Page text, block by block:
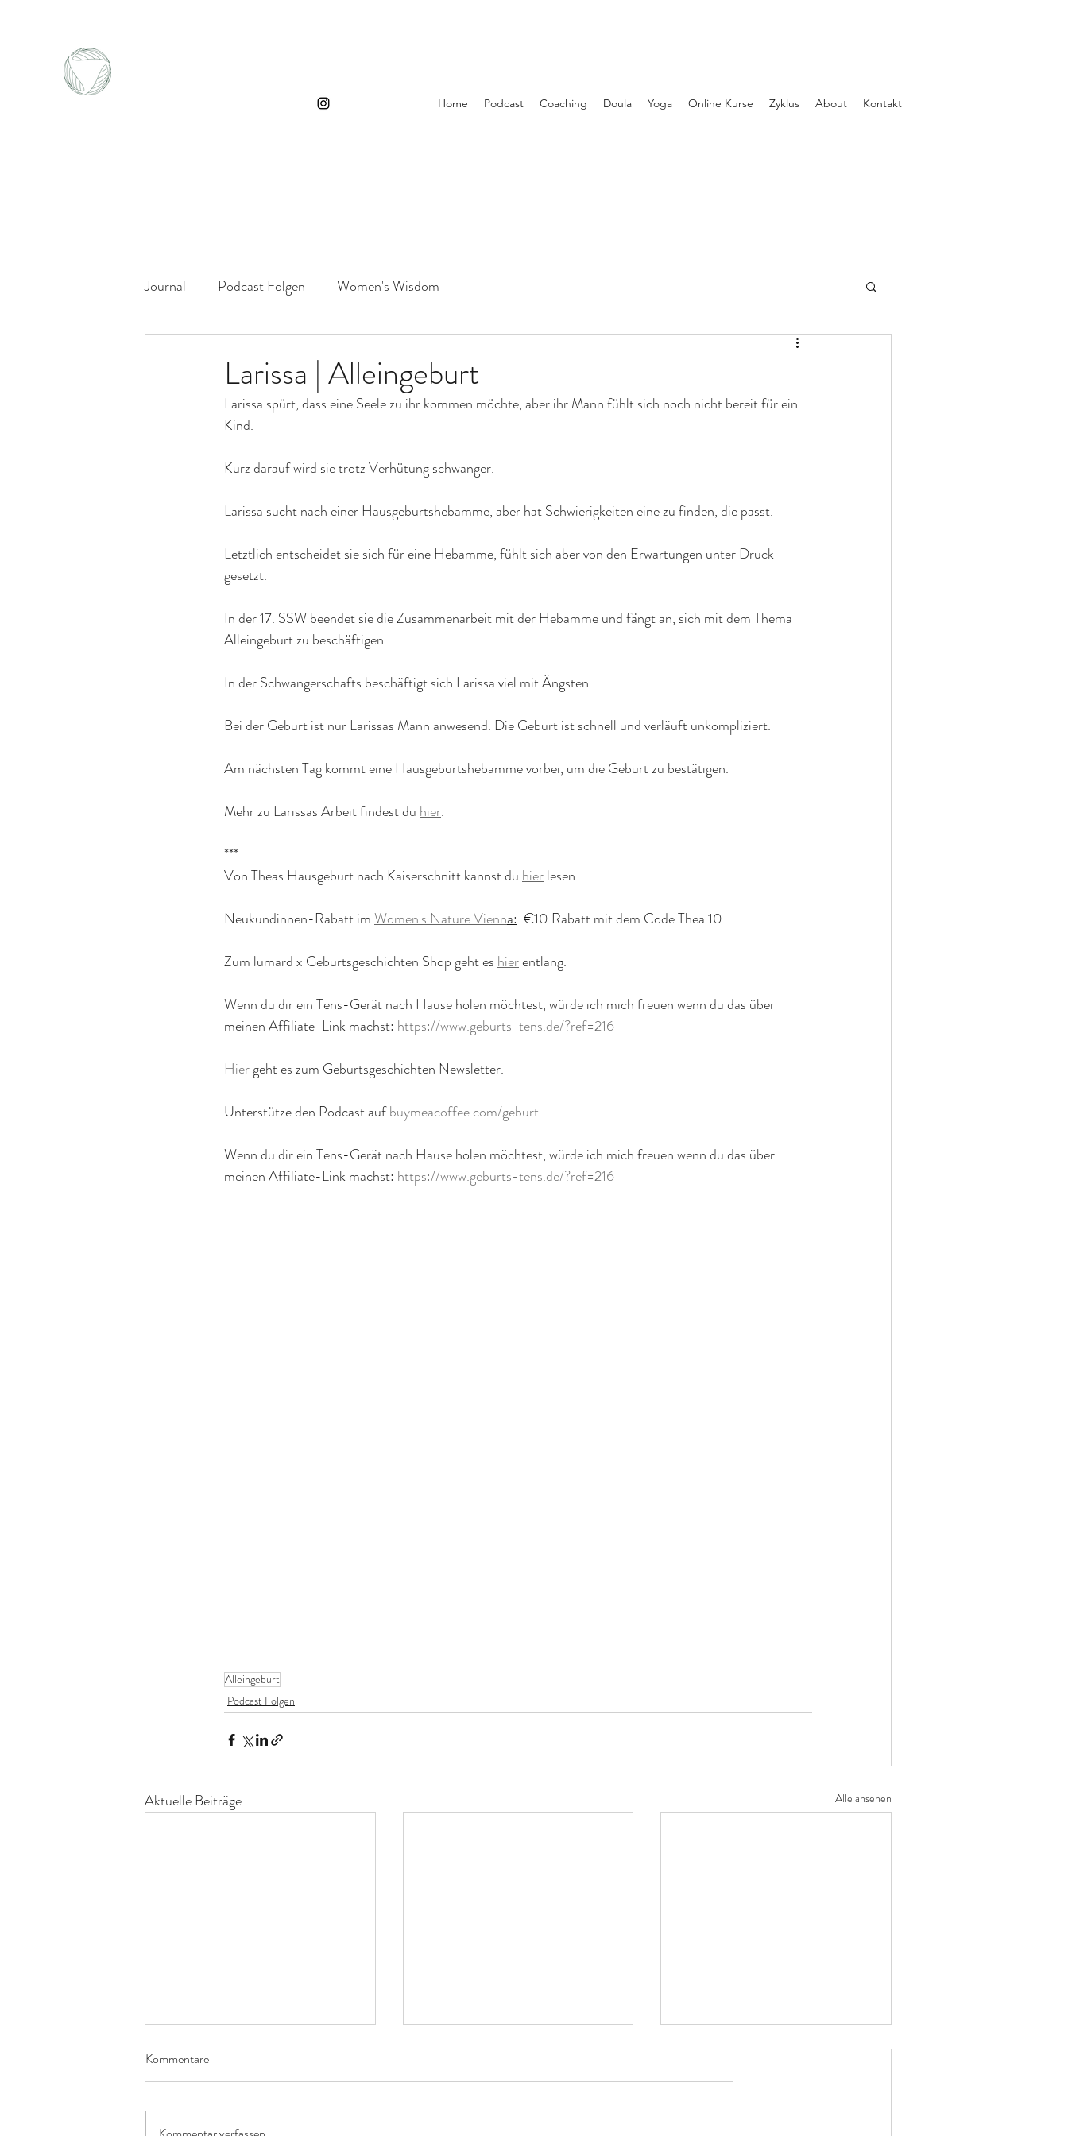
Home Podcast Coaching Doula Yoga Online Kurse Zyklus About Kontakt
Journal Podcast Folgen Women's Wisdom
Larissa | Alleingeburt
Larissa spürt, dass eine Seele zu ihr kommen möchte, aber ihr Mann fühlt sich noch nicht bereit für ein
Kind.
Kurz darauf wird sie trotz Verhütung schwanger.
Larissa sucht nach einer Hausgeburtshebamme, aber hat Schwierigkeiten eine zu finden, die passt.
Letztlich entscheidet sie sich für eine Hebamme, fühlt sich aber von den Erwartungen unter Druck
gesetzt.
In der 17. SSW beendet sie die Zusammenarbeit mit der Hebamme und fängt an, sich mit dem Thema
Alleingeburt zu beschäftigen.
In der Schwangerschafts beschäftigt sich Larissa viel mit Ängsten.
Bei der Geburt ist nur Larissas Mann anwesend. Die Geburt ist schnell und verläuft unkompliziert.
Am nächsten Tag kommt eine Hausgeburtshebamme vorbei, um die Geburt zu bestätigen.
Mehr zu Larissas Arbeit findest du hier.
***
Von Theas Hausgeburt nach Kaiserschnitt kannst du hier lesen.
Neukundinnen-Rabatt im Women's Nature Vienna:
  €10 Rabatt mit dem Code Thea 10
Zum lumard x Geburtsgeschichten Shop geht es hier entlang.
Wenn du dir ein Tens-Gerät nach Hause holen möchtest, würde ich mich freuen wenn du das über
meinen Affiliate-Link machst: https://www.geburts-tens.de/?ref=216
Hier geht es zum Geburtsgeschichten Newsletter.
Unterstütze den Podcast auf buymeacoffee.com/geburt
Wenn du dir ein Tens-Gerät nach Hause holen möchtest, würde ich mich freuen wenn du das über
meinen Affiliate-Link machst: https://www.geburts-tens.de/?ref=216
Alleingeburt
Podcast Folgen
Aktuelle Beiträge Alle ansehen
Kommentare